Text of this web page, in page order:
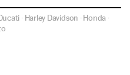
· Harley Davidson ·Honda ·